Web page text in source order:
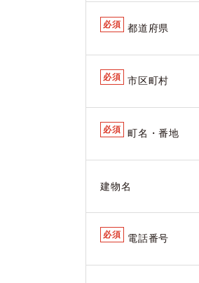
必須 都道府県
必須 市区町村
必須 町名・番地
建物名
必須 電話番号